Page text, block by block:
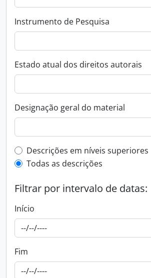
Instrumento de Pesquisa
Estado atual dos direitos autorais
Designação geral do material
Filtro de descrição de nível
Descrições em níveis superiores
Todas as descrições
Filtrar por intervalo de datas:
Início
Fim